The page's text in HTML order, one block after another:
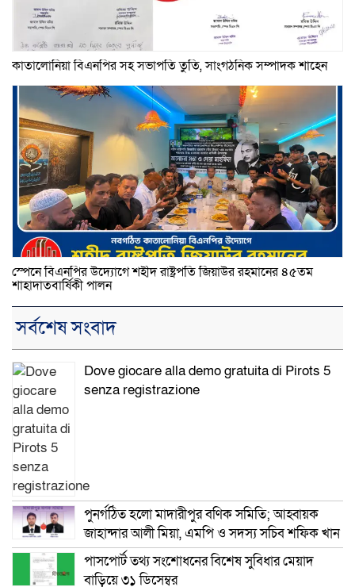
কাতালোনিয়া বিএনপির সহ সভাপতি তুতি, সাংগঠনিক সম্পাদক শাহেন
স্পেনে বিএনপির উদ্যোগে শহীদ রাষ্ট্রপতি জিয়াউর রহমানের ৪৫তম
শাহাদাতবার্ষিকী পালন
সর্বশেষ সংবাদ
Dove giocare alla demo gratuita di Pirots 5
senza registrazione
পুনর্গঠিত হলো মাদারীপুর বণিক সমিতি; আহ্বায়ক
জাহান্দার আলী মিয়া, এমপি ও সদস্য সচিব শফিক খান
পাসপোর্ট তথ্য সংশোধনের বিশেষ সুবিধার মেয়াদ
বাড়িয়ে ৩১ ডিসেম্বর